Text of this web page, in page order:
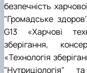
безпечність
"Громадське
G13 «Харчові
зберігання,
«Технологія
"Нутриціологія"